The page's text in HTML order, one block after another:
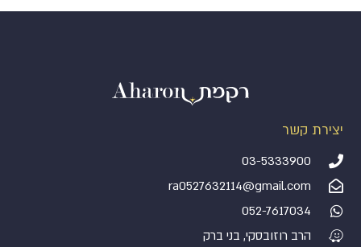
מעיל לספר תורה לימים הנוראים – שומע תפילה